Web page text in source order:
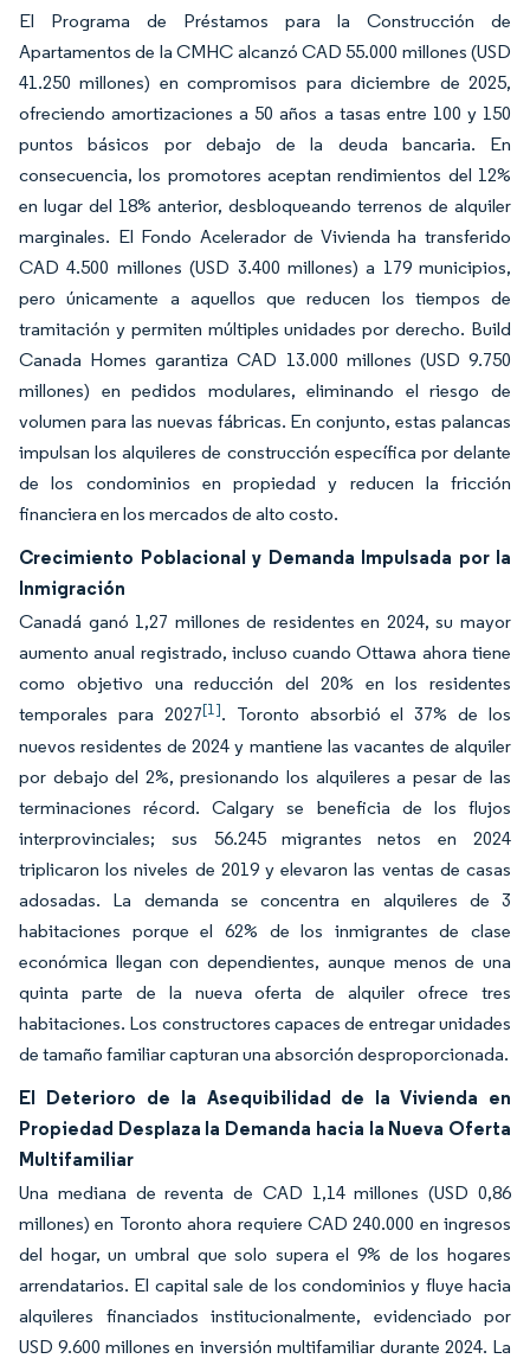
El Programa de Préstamos para la Construcción de
Apartamentos de la CMHC alcanzó CAD 55.000 millones (USD
41.250 millones) en compromisos para diciembre de 2025,
ofreciendo amortizaciones a 50 años a tasas entre 100 y 150
puntos básicos por debajo de la deuda bancaria. En
consecuencia, los promotores aceptan rendimientos del 12%
en lugar del 18% anterior, desbloqueando terrenos de alquiler
marginales. El Fondo Acelerador de Vivienda ha transferido
CAD 4.500 millones (USD 3.400 millones) a 179 municipios,
pero únicamente a aquellos que reducen los tiempos de
tramitación y permiten múltiples unidades por derecho. Build
Canada Homes garantiza CAD 13.000 millones (USD 9.750
millones) en pedidos modulares, eliminando el riesgo de
volumen para las nuevas fábricas. En conjunto, estas palancas
impulsan los alquileres de construcción específica por delante
de los condominios en propiedad y reducen la fricción
financiera en los mercados de alto costo.
Crecimiento Poblacional y Demanda Impulsada por la
Inmigración
Canadá ganó 1,27 millones de residentes en 2024, su mayor
aumento anual registrado, incluso cuando Ottawa ahora tiene
como objetivo una reducción del 20% en los residentes
temporales para 2027[1]. Toronto absorbió el 37% de los
nuevos residentes de 2024 y mantiene las vacantes de alquiler
por debajo del 2%, presionando los alquileres a pesar de las
terminaciones récord. Calgary se beneficia de los flujos
interprovinciales; sus 56.245 migrantes netos en 2024
triplicaron los niveles de 2019 y elevaron las ventas de casas
adosadas. La demanda se concentra en alquileres de 3
habitaciones porque el 62% de los inmigrantes de clase
económica llegan con dependientes, aunque menos de una
quinta parte de la nueva oferta de alquiler ofrece tres
habitaciones. Los constructores capaces de entregar unidades
de tamaño familiar capturan una absorción desproporcionada.
El Deterioro de la Asequibilidad de la Vivienda en
Propiedad Desplaza la Demanda hacia la Nueva Oferta
Multifamiliar
Una mediana de reventa de CAD 1,14 millones (USD 0,86
millones) en Toronto ahora requiere CAD 240.000 en ingresos
del hogar, un umbral que solo supera el 9% de los hogares
arrendatarios. El capital sale de los condominios y fluye hacia
alquileres financiados institucionalmente, evidenciado por
USD 9.600 millones en inversión multifamiliar durante 2024. La